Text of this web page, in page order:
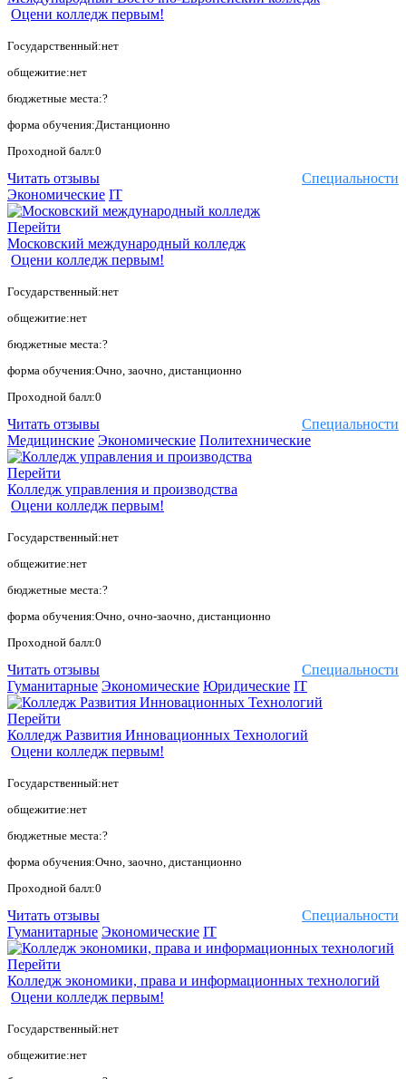
Оцени колледж первым!
Государственный:нет
общежитие:нет
бюджетные места:?
форма обучения:Дистанционно
Проходной балл:0
Специальности
Читать отзывы
Экономические IT
Перейти
Московский международный колледж
Оцени колледж первым!
Государственный:нет
общежитие:нет
бюджетные места:?
форма обучения:Очно, заочно, дистанционно
Проходной балл:0
Специальности
Читать отзывы
Медицинские Экономические Политехнические
Перейти
Колледж управления и производства
Оцени колледж первым!
Государственный:нет
общежитие:нет
бюджетные места:?
форма обучения:Очно, очно-заочно, дистанционно
Проходной балл:0
Специальности
Читать отзывы
Гуманитарные Экономические Юридические IT
Перейти
Колледж Развития Инновационных Технологий
Оцени колледж первым!
Государственный:нет
общежитие:нет
бюджетные места:?
форма обучения:Очно, заочно, дистанционно
Проходной балл:0
Специальности
Читать отзывы
Гуманитарные Экономические IT
Перейти
Колледж экономики, права и информационных технологий
Оцени колледж первым!
Государственный:нет
общежитие:нет